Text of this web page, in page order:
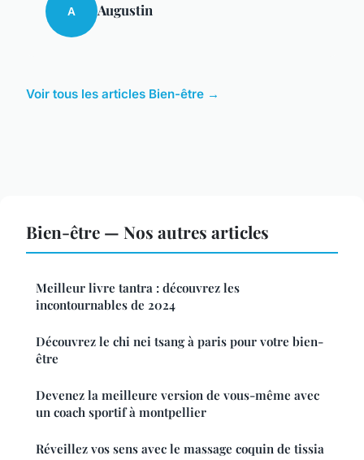
A Augustin
Voir tous les articles Bien-être →
Bien-être — Nos autres articles
Meilleur livre tantra : découvrez les
incontournables de 2024
Découvrez le chi nei tsang à paris pour votre bien-
être
Devenez la meilleure version de vous-même avec
un coach sportif à montpellier
Réveillez vos sens avec le massage coquin de tissia